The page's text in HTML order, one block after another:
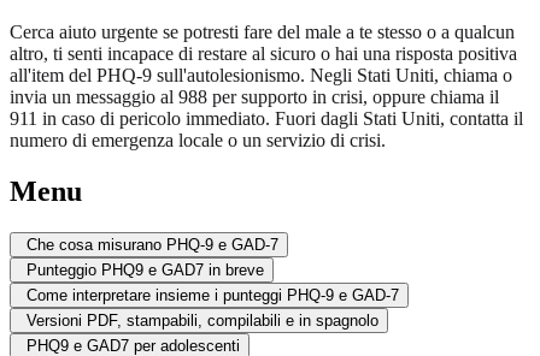
Cerca aiuto urgente se potresti fare del male a te stesso o a qualcun
altro, ti senti incapace di restare al sicuro o hai una risposta positiva
all'item del PHQ-9 sull'autolesionismo. Negli Stati Uniti, chiama o
invia un messaggio al 988 per supporto in crisi, oppure chiama il
911 in caso di pericolo immediato. Fuori dagli Stati Uniti, contatta il
numero di emergenza locale o un servizio di crisi.
Menu
Che cosa misurano PHQ-9 e GAD-7
Punteggio PHQ9 e GAD7 in breve
Come interpretare insieme i punteggi PHQ-9 e GAD-7
Versioni PDF, stampabili, compilabili e in spagnolo
PHQ9 e GAD7 per adolescenti